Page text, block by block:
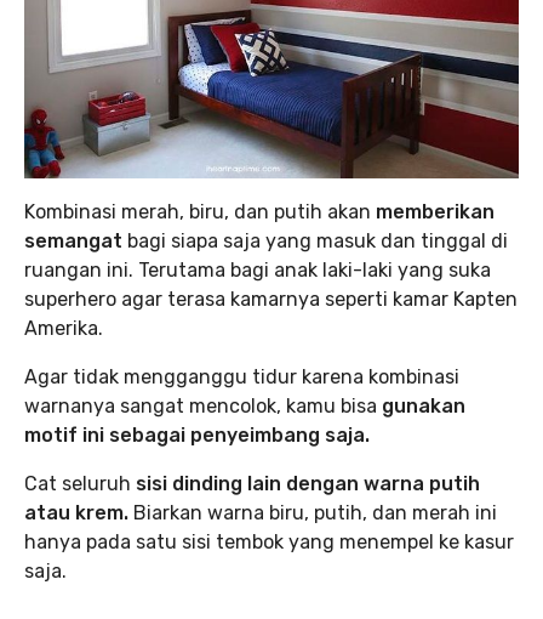
Kombinasi merah, biru, dan putih akan memberikan
semangat bagi siapa saja yang masuk dan tinggal di
ruangan ini. Terutama bagi anak laki-laki yang suka
superhero agar terasa kamarnya seperti kamar Kapten
Amerika.
Agar tidak mengganggu tidur karena kombinasi
warnanya sangat mencolok, kamu bisa gunakan
motif ini sebagai penyeimbang saja.
Cat seluruh sisi dinding lain dengan warna putih
atau krem. Biarkan warna biru, putih, dan merah ini
hanya pada satu sisi tembok yang menempel ke kasur
saja.